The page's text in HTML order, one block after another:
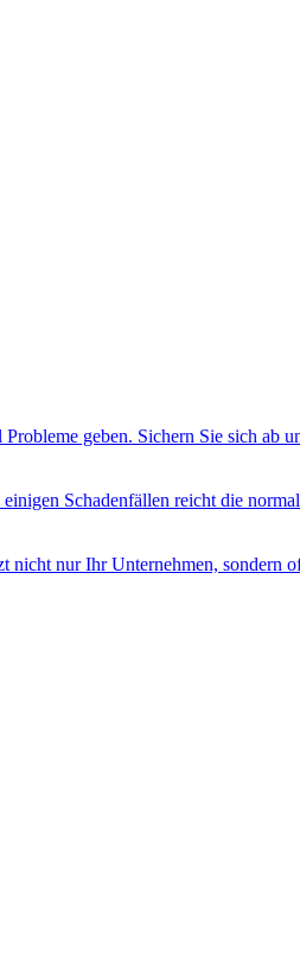
geben. Sichern Sie sich ab
Schadenfällen reicht die
nicht nur Ihr Unternehmen, sondern